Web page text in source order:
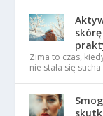
Zima to czas,
nie stała się